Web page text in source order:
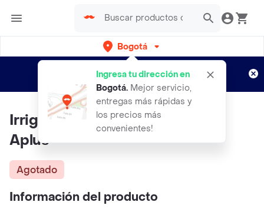
Bogotá
Ingresa tu dirección en
Bogotá. Mejor servicio,
entregas más rápidas y
los precios más
convenientes!
envíos gratis por semanas
Aplican TyC
Irrigador Bucal O Water Pik By
Aplus
Agotado
Información del producto